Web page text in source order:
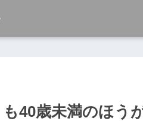
40歳未満のほう